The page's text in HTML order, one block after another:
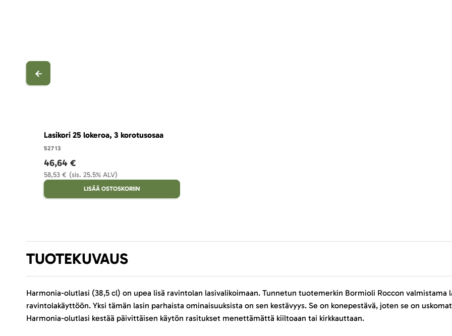
Lasikori 25 lokeroa, 3 korotusosaa
52713
(sis. 25.5% ALV)
58,53 €
46,64 €
LISÄÄ OSTOSKORIIN
TUOTEKUVAUS
Harmonia-olutlasi (38,5 cl) on upea lisä ravintolan lasivalikoimaan. Tunnetun tuotemerkin Bormioli Roccon
ravintolakäyttöön. Yksi tämän lasin parhaista ominaisuuksista on sen kestävyys. Se on konepestävä, joten se on
Harmonia-olutlasi kestää päivittäisen käytön rasitukset menettämättä kiiltoaan tai kirkkauttaan.